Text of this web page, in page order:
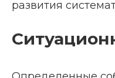
развития